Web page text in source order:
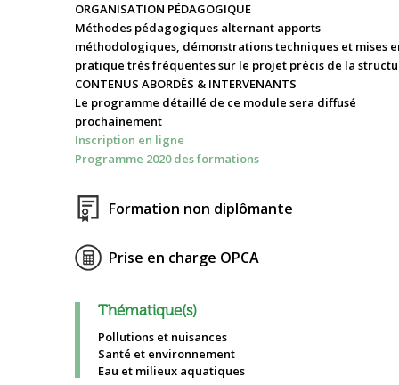
ORGANISATION PÉDAGOGIQUE
Méthodes pédagogiques alternant apports
méthodologiques, démonstrations techniques et mises
pratique très fréquentes sur le projet précis de la
CONTENUS ABORDÉS & INTERVENANTS
Le programme détaillé de ce module sera diffusé
prochainement
Inscription en ligne
Programme 2020 des formations
Formation non diplômante
Prise en charge OPCA
Thématique(s)
Pollutions et nuisances
Santé et environnement
Eau et milieux aquatiques